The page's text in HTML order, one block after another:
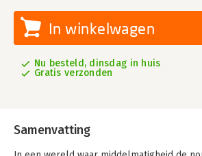
In winkelwagen
Nu besteld, dinsdag in huis
Gratis verzonden
Samenvatting